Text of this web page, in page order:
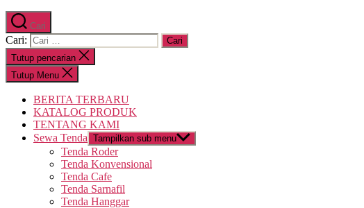
Cari
Cari:
Tutup pencarian
Tutup Menu
BERITA TERBARU
KATALOG PRODUK
TENTANG KAMI
Sewa Tenda Tampilkan sub menu
Tenda Roder
Tenda Konvensional
Tenda Cafe
Tenda Sarnafil
Tenda Hanggar